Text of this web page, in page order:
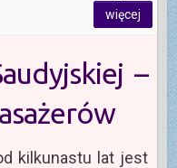
więcej
–
kilkunastu lat jest